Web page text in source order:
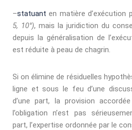
–statuant en matière d’exécution
5, 10°), mais la juridiction du
depuis la généralisation de
est réduite à peau de chagrin.
Si on élimine de résiduelles
ligne et sous le feu d’une
d’une part, la provision
l’obligation n’est pas
part, l’expertise ordonnée par le